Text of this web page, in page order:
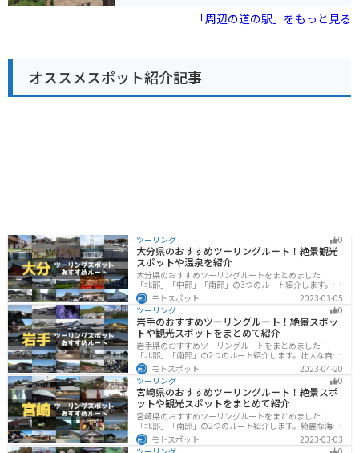
探しにもおすすめです。 また、広大な敷地内には、サイ
クリングコースやドッグランなども整備されており、愛
ているので、観光の拠点としても便利です。
「周辺の道の駅」をもっと見る
オススメスポット紹介記事
ツーリング 0
大分県のおすすめツーリングルート！絶景観光
スポットや温泉を紹介
大分県のおすすめツーリングルートをまとめました！
「北部」「中部」「南部」の3つのルート紹介します。阿
蘇の雄大な自然を満喫できるスポットや温泉を満喫する
ツーリングができます。バイクで大分県にツーリングに
行く際は参考にしてください。
モトスポット
2023-03-05
ツーリング
0
岩手のおすすめツーリングルート！絶景スポッ
トや観光スポットをまとめて紹介
岩手県のおすすめツーリングルートをまとめました！
「北部」「南部」の2つのルート紹介します。壮大な自然
や歴史的な観光スポットが多く存在するので楽しめま
す。バイクで岩手県にツーリングに行く際は参考にして
ください。
モトスポット
2023-04-20
ツーリング
0
宮崎県のおすすめツーリングルート！絶景スポ
ットや観光スポットをまとめて紹介
宮崎県のおすすめツーリングルートをまとめました！
「北部」「南部」の2つのルート紹介します。綺麗な海岸
線が特徴的な海・自然豊かな山・趣のある神社を満喫す
るツーリングができます。バイクで宮崎県にツーリング
モトスポット
2023-03-03